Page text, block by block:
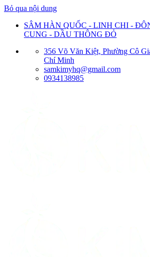
Bỏ qua nội dung
SÂM HÀN QUỐC - LINH CHI -
CUNG - DẦU THÔNG ĐỎ
356 Võ Văn Kiệt, Phường Cô
Chí Minh
samkimyhq@gmail.com
0934138985